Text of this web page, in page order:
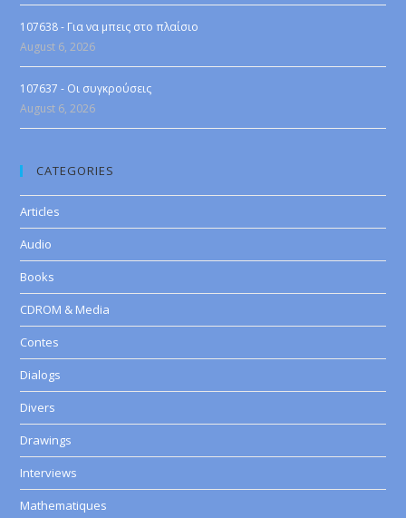
107638 - Για να μπεις στο πλαίσιο
August 6, 2026
107637 - Οι συγκρούσεις
August 6, 2026
CATEGORIES
Articles
Audio
Books
CDROM & Media
Contes
Dialogs
Divers
Drawings
Interviews
Mathematiques